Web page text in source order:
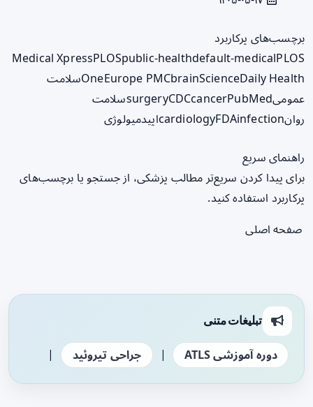
برچسب‌های پرکاربرد
Medical XpressPLOSpublic-healthdefault-medicalPLOS
OneEurope PMCbrainScienceDaily Health
سلامت
عمومی
surgeryCDCcancerPubMed
سلامت
روان
cardiologyFDAinfection اپیدمیولوژی
راهنمای سریع
برای پیدا کردن سریع‌تر مطالب پزشکی، از جستجو یا برچسب‌های
پرکاربرد استفاده کنید.
صفحه اصلی
تبلیغات متنی
دوره آموزشی ATLS | جراحی تیروئید |